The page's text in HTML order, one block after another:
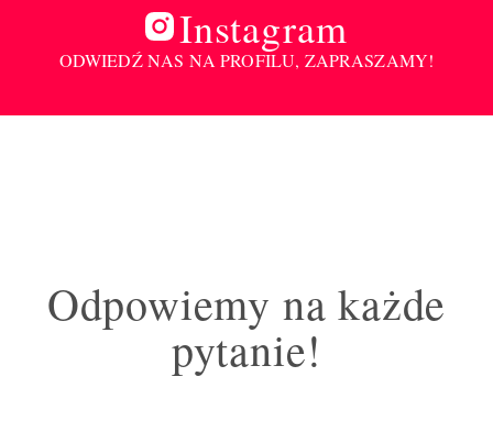
Instagram
ODWIEDŹ NAS NA PROFILU, ZAPRASZAMY!
Odpowiemy na każde
pytanie!